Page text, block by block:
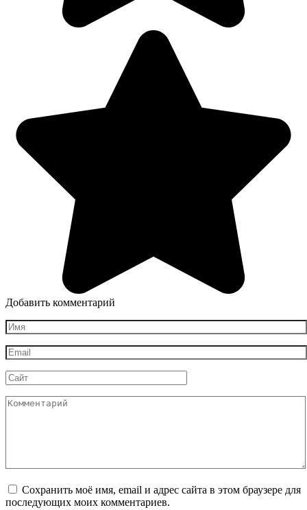
Добавить комментарий
Имя
*
Email
*
Сайт
Комментарий
Сохранить моё имя, email и адрес сайта в этом браузере для
последующих моих комментариев.